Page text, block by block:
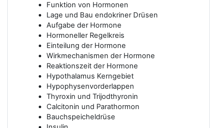
Funktion von Hormonen
Lage und Bau endokriner Drüsen
Aufgabe der Hormone
Hormoneller Regelkreis
Einteilung der Hormone
Wirkmechanismen der Hormone
Reaktionszeit der Hormone
Hypothalamus Kerngebiet
Hypophysenvorderlappen
Thyroxin und Trijodthyronin
Calcitonin und Parathormon
Bauchspeicheldrüse